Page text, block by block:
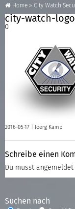
Home » City Watch
city-watch-logo
0
2016-05-17 | Joerg Kamp
Schreibe einen
Du musst angemeldet
Suchen nach